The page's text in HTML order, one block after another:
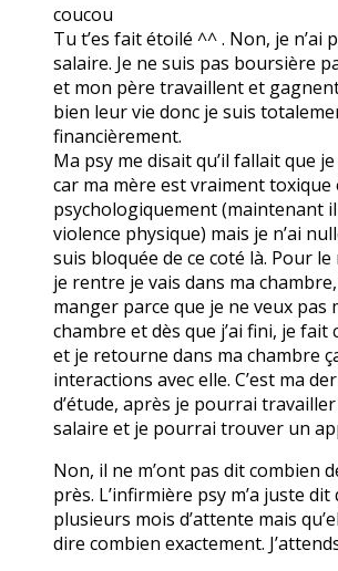
coucou
Tu t’es fait étoilé ^^ . Non, je n’ai
salaire. Je ne suis pas boursière
et mon père travaillent et
bien leur vie donc je suis
financièrement.
Ma psy me disait qu’il fallait que
car ma mère est vraiment
psychologiquement (maintenant il
violence physique) mais je n’ai
suis bloquée de ce coté là. Pour
je rentre je vais dans ma
manger parce que je ne veux pas
chambre et dès que j’ai fini, je fait
et je retourne dans ma chambre
interactions avec elle. C’est ma
d’étude, après je pourrai
salaire et je pourrai trouver un
Non, il ne m’ont pas dit combien
près. L’infirmière psy m’a juste dit
plusieurs mois d’attente mais
dire combien exactement.